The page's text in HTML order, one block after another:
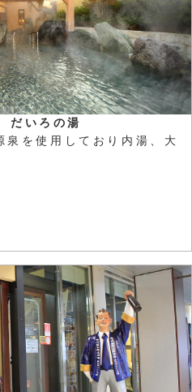
だいろの湯
泉を使用しており内湯、大